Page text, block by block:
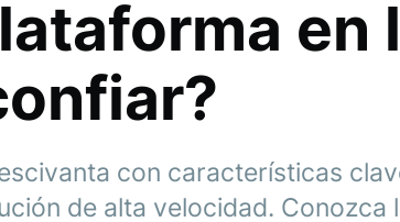
en
con características
de alta velocidad. Conozca